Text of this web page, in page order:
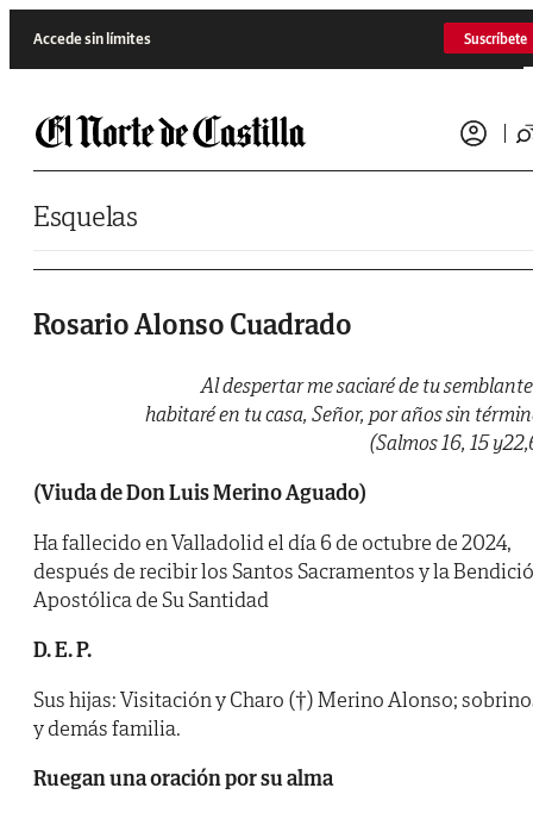
Accede sin límites Suscríbete
Esquelas
Rosario Alonso Cuadrado
Al despertar me saciaré de tu
habitaré en tu casa, Señor, por años sin
(Salmos 16, 15
​(Viuda de Don Luis Merino Aguado)
Ha fallecido en Valladolid el día 6 de octubre de 2024,
después de recibir los Santos Sacramentos y la
Apostólica de Su Santidad
D. E. P.
Sus hijas: Visitación y Charo (†) Merino Alonso;
y demás familia.
Ruegan una oración por su alma